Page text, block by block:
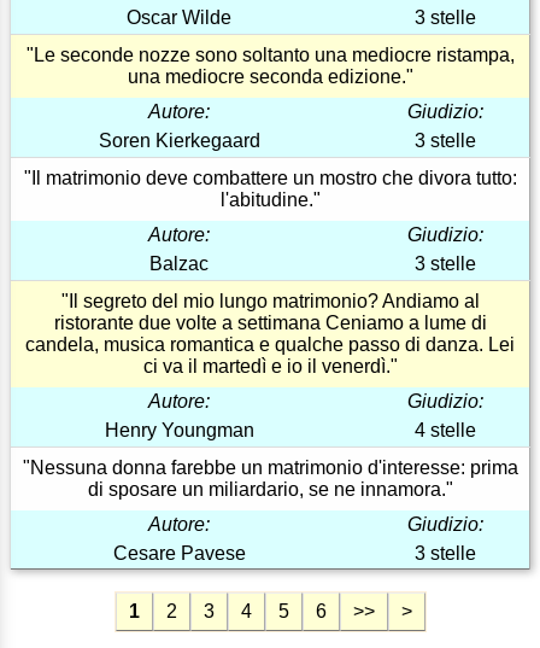
Oscar Wilde
3 stelle
"Le seconde nozze sono soltanto una mediocre ristampa,
una mediocre seconda edizione."
Autore:
Giudizio:
Soren Kierkegaard
3 stelle
"Il matrimonio deve combattere un mostro che divora tutto:
l'abitudine."
Autore:
Giudizio:
Balzac
3 stelle
"Il segreto del mio lungo matrimonio? Andiamo al
ristorante due volte a settimana Ceniamo a lume di
candela, musica romantica e qualche passo di danza. Lei
ci va il martedì e io il venerdì."
Autore:
Giudizio:
Henry Youngman
4 stelle
"Nessuna donna farebbe un matrimonio d'interesse: prima
di sposare un miliardario, se ne innamora."
Autore:
Giudizio:
Cesare Pavese
3 stelle